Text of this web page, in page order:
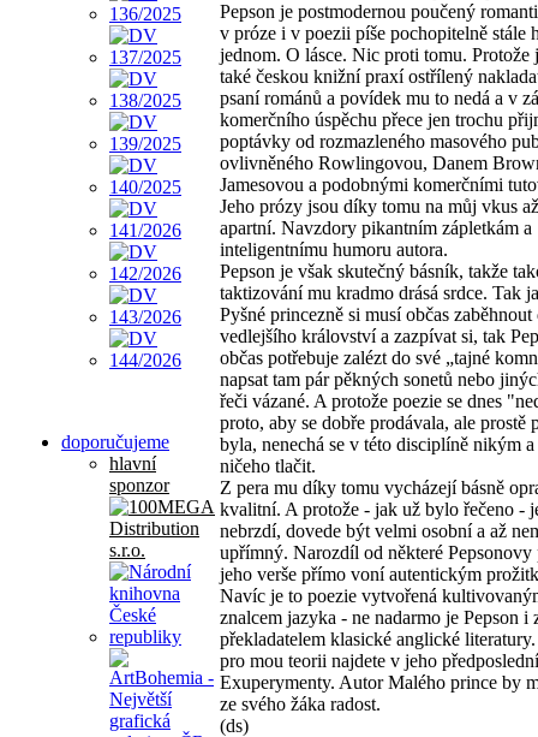
doporučujeme
hlavní
sponzor
Pepson je postmodernou poučený
v próze i v poezii píše pochopitelně stále
jednom. O lásce. Nic proti tomu. Protože
také českou knižní praxí ostřílený
psaní románů a povídek mu to nedá a v
komerčního úspěchu přece jen trochu
poptávky od rozmazleného masového
ovlivněného Rowlingovou, Danem
Jamesovou a podobnými komerčními
Jeho prózy jsou díky tomu na můj vkus
apartní. Navzdory pikantním zápletkám a
inteligentnímu humoru autora.
Pepson je však skutečný básník, takže
taktizování mu kradmo drásá srdce. Tak
Pyšné princezně si musí občas zaběhnout
vedlejšího království a zazpívat si, tak
občas potřebuje zalézt do své „tajné
napsat tam pár pěkných sonetů nebo
řeči vázané. A protože poezie se dnes
proto, aby se dobře prodávala, ale prostě
byla, nenechá se v této disciplíně nikým
ničeho tlačit.
Z pera mu díky tomu vycházejí básně
kvalitní. A protože - jak už bylo řečeno -
nebrzdí, dovede být velmi osobní a až
upřímný. Narozdíl od některé Pepsonovy
jeho verše přímo voní autentickým
Navíc je to poezie vytvořená
znalcem jazyka - ne nadarmo je Pepson i
překladatelem klasické anglické
pro mou teorii najdete v jeho
Exuperymenty. Autor Malého prince by
ze svého žáka radost.
(ds)